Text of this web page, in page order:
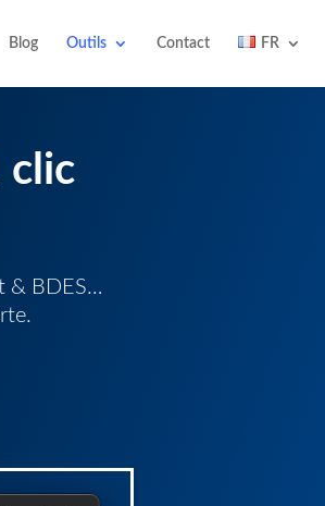
Blog Outils Contact FR
clic
& BDES…